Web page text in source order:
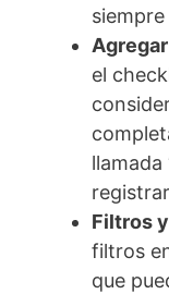
el
llamada
Filtros
filtros
que